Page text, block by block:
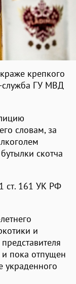
крепкого
служба ГУ МВД
словам, за
скотча
ст. 161 УК РФ
и
пока отпущен
украденного